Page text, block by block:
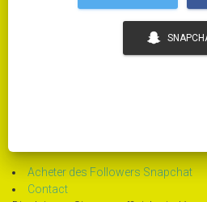
Acheter des Followers Snapchat
Contact